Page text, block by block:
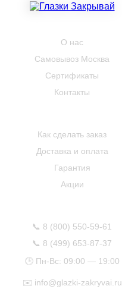
О нас
Самовывоз Москва
Сертификаты
Контакты
Как сделать заказ
Доставка и оплата
Гарантия
Акции
📞 8 (800) 550-59-61
📞 8 (499) 653-87-37
🕒 Пн-Вс: 09:00 — 19:00
✉️ info@glazki-zakryvai.ru